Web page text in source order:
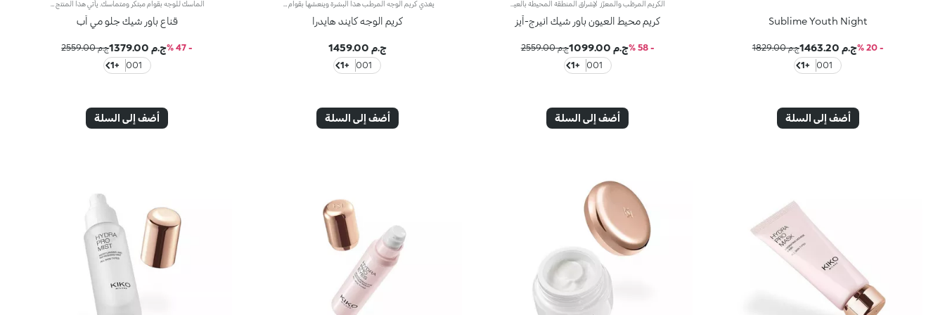
Sublime Youth Night
- 20 % ج.م 1463.20
ج.م 1829.00
001
+1
أضف إلى السلة
كريم محيط العيون باور شيك انيرج-آيز
- 58 % ج.م 1099.00
ج.م 2559.00
001
+1
أضف إلى السلة
كريم الوجه كايند هايدرا
ج.م 1459.00
001
+1
أضف إلى السلة
قناع باور شيك جلو مي أب
- 47 % ج.م 1379.00
ج.م 2559.00
001
+1
أضف إلى السلة